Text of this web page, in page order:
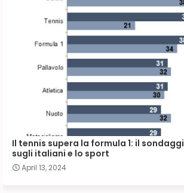
Il tennis supera la formula 1: il
sugli italiani e lo sport
April 13, 2024